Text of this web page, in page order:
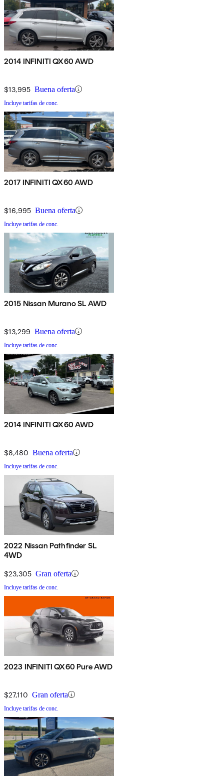
2014 INFINITI QX60 AWD
$13,995 Buena oferta
Incluye tarifas de conc.
2017 INFINITI QX60 AWD
$16,995 Buena oferta
Incluye tarifas de conc.
2015 Nissan Murano SL AWD
$13,299 Buena oferta
Incluye tarifas de conc.
2014 INFINITI QX60 AWD
$8,480 Buena oferta
Incluye tarifas de conc.
2022 Nissan Pathfinder SL
4WD
$23,305 Gran oferta
Incluye tarifas de conc.
2023 INFINITI QX60 Pure AWD
$27,110 Gran oferta
Incluye tarifas de conc.